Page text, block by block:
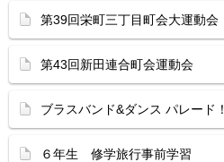
第39回栄町三丁目町会大運動会
第43回新田連合町会運動会
ブラスバンド&ダンス パレード！
６年生 修学旅行事前学習